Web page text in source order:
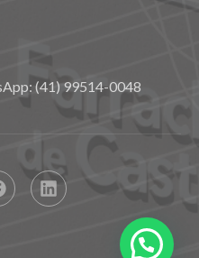
(41) 99514-0048